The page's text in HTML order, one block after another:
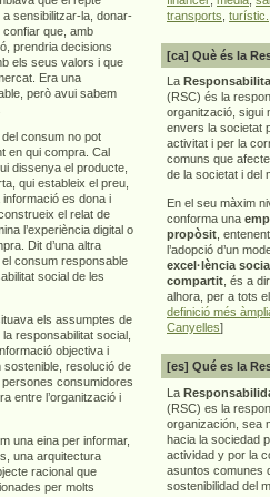
sensibilitzar-la, donar-
confiar que, amb
prendria decisions
els seus valors i que
Era una
però avui sabem
consum no pot
en qui compra. Cal
dissenya el producte,
qui estableix el preu,
es dona i
el relat de
l’experiència digital o
Dit d’una altra
consum responsable
social de les
els assumptes de
responsabilitat social,
objectiva i
resolució de
consumidores
entre l’organització i
una eina per informar,
una arquitectura
racional que
per molts
transports turístic.
[ca] Què és la
La
(RSC) és la
organització, sigui
envers la societat
activitat i per la
comuns que
de la societat i del
En el seu màxim
conforma una
propòsit ,
l’adopció d’un
excel·lència
compartit , és a
alhora, per a tots
definició més
Canyelles]
[es] Qué es la
La
(RSC) es la
organización, sea
hacia la sociedad
actividad y por la
asuntos comunes
sostenibilidad del